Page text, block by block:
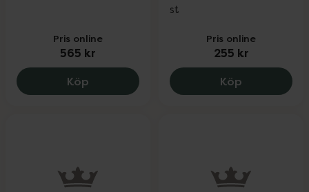
Pris online
565 kr
Köp Beconfident Teeth Whitening Pro Kit,
st
Pris online
255 kr
Köp EKULF